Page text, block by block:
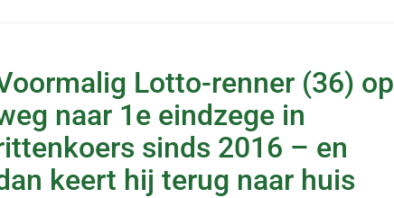
Lotto-renner (36) op
naar 1e eindzege in
sinds 2016 – en
keert hij terug naar huis